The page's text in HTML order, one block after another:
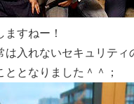
すねー！
は入れないセキュリティ
となりました＾＾；